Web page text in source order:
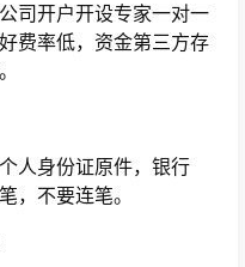
司开户开设专家一对一
费率低，资金第三方存
身份证原件，银行
，不要连笔。